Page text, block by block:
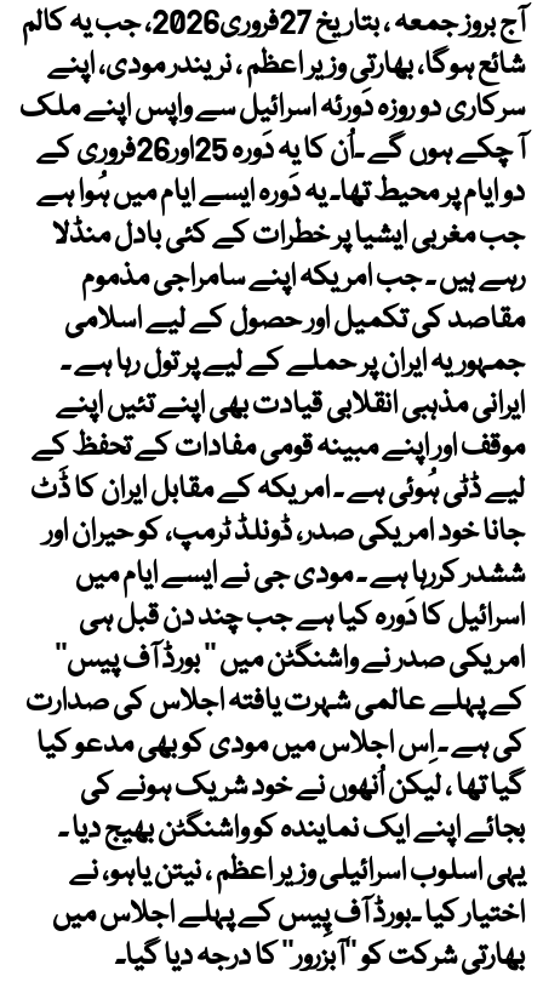
آج بروز جمعہ ، بتاریخ 27فروری2026، جب یہ کالم
شائع ہوگا، بھارتی وزیر اعظم ، نریندر مودی، اپنے
سرکاری دو روزہ دَورئہ اسرائیل سے واپس اپنے ملک
آ چکے ہوں گے ۔اُن کا یہ دَورہ 25اور26فروری کے
دو ایام پر محیط تھا۔ یہ دَورہ ایسے ایام میں ہُوا ہے
جب مغربی ایشیا پر خطرات کے کئی بادل منڈلا
رہے ہیں ۔ جب امریکہ اپنے سامراجی مذموم
مقاصد کی تکمیل اور حصول کے لیے اسلامی
جمہوریہ ایران پر حملے کے لیے پر تول رہا ہے ۔
ایرانی مذہبی انقلابی قیادت بھی اپنے تئیں اپنے
موقف اور اپنے مبینہ قومی مفادات کے تحفظ کے
لیے ڈٹی ہُوئی ہے ۔ امریکہ کے مقابل ایران کا ڈَٹ
جانا خود امریکی صدر، ڈونلڈ ٹرمپ، کو حیران اور
ششدر کررہا ہے ۔ مودی جی نے ایسے ایام میں
اسرائیل کا دَورہ کیا ہے جب چند دن قبل ہی
امریکی صدر نے واشنگٹن میں ’’ بورڈ آف پیس‘‘
کے پہلے عالمی شہرت یافتہ اجلاس کی صدارت
کی ہے ۔ اِس اجلاس میں مودی کو بھی مدعو کیا
گیا تھا ، لیکن اُنھوں نے خود شریک ہونے کی
بجائے اپنے ایک نمایندہ کو واشنگٹن بھیج دیا ۔
یہی اسلوب اسرائیلی وزیر اعظم ، نیتن یاہو، نے
اختیار کیا ۔بورڈ آف پِیس کے پہلے اجلاس میں
بھارتی شرکت کو ’’آبزرور‘‘ کا درجہ دیا گیا۔